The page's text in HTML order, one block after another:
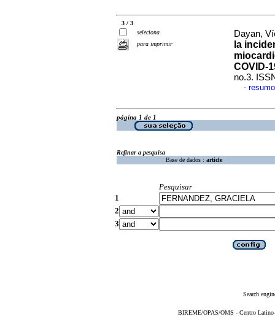
3 / 3
seleciona
para imprimir
Dayan,
la
COVID-
no.3.
·
página 1 de 1
Refinar a pesquisa
Base de dados : article
Pesquisar
1
2
3
Search
BIREME/OPAS/OMS - Centro Latino-